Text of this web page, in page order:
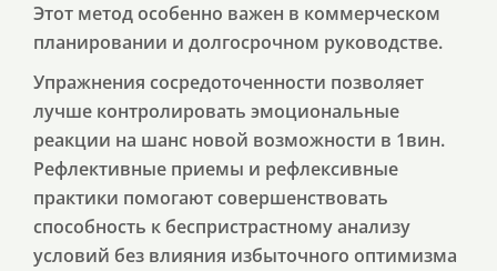
Этот метод особенно важен в коммерческом
планировании и долгосрочном руководстве.
Упражнения сосредоточенности позволяет
лучше контролировать эмоциональные
реакции на шанс новой возможности в 1вин.
Рефлективные приемы и рефлексивные
практики помогают совершенствовать
способность к беспристрастному анализу
условий без влияния избыточного оптимизма